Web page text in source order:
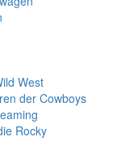
West
der Cowboys
Rocky